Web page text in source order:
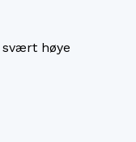
svært høye